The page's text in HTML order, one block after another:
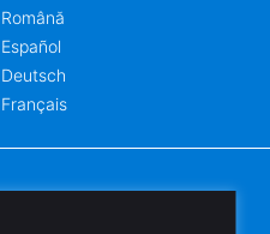
Română
Español
Deutsch
Français